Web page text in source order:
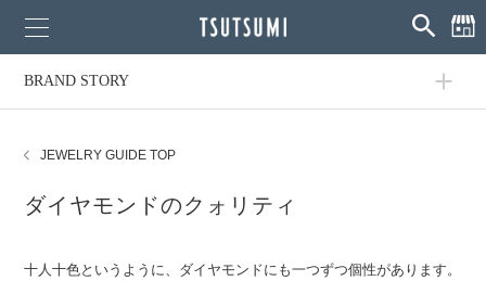
BRAND STORY
JEWELRY GUIDE TOP
ダイヤモンドのクォリティ
十人十色というように、ダイヤモンドにも一つずつ個性があります。